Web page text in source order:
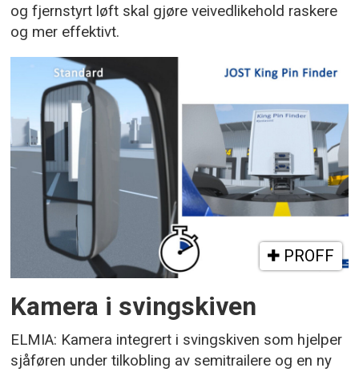
og fjernstyrt løft skal gjøre veivedlikehold raskere
og mer effektivt.
PROFF
Kamera i svingskiven
ELMIA: Kamera integrert i svingskiven som hjelper
sjåføren under tilkobling av semitrailere og en ny